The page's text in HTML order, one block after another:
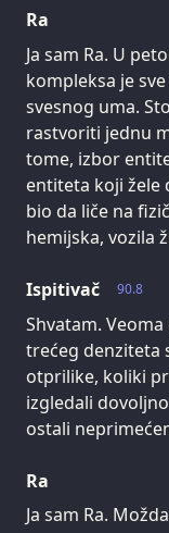
Ra
Ja sam Ra. U
kompleksa je
svesnog uma.
rastvoriti jednu
tome, izbor
entiteta koji žele
bio da liče na
hemijska, vozila
90.8
Ispitivač
Shvatam.
trećeg denziteta
otprilike, koliki
izgledali
ostali
Ra
Ja sam Ra.